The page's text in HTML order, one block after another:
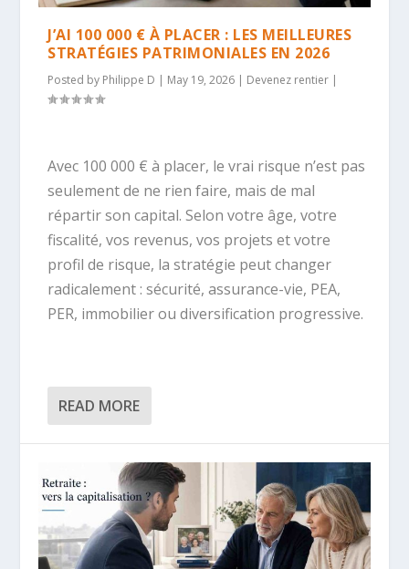
J’AI 100 000 € À PLACER : LES MEILLEURES
STRATÉGIES PATRIMONIALES EN 2026
Posted by Philippe D | May 19, 2026 | Devenez rentier |
Avec 100 000 € à placer, le vrai risque n’est pas
seulement de ne rien faire, mais de mal
répartir son capital. Selon votre âge, votre
fiscalité, vos revenus, vos projets et votre
profil de risque, la stratégie peut changer
radicalement : sécurité, assurance-vie, PEA,
PER, immobilier ou diversification progressive.
READ MORE